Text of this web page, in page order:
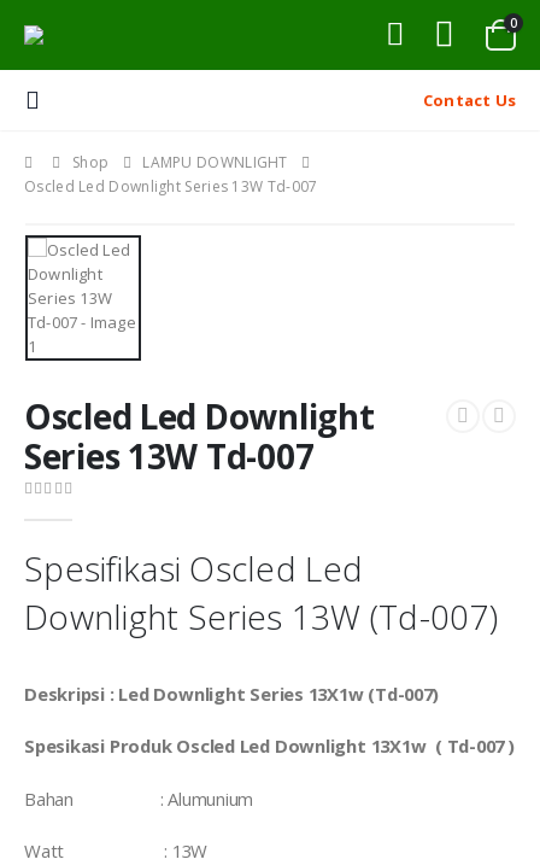
0
Contact Us
Shop
LAMPU DOWNLIGHT
Oscled Led Downlight Series 13W Td-007
Oscled Led Downlight
Series 13W Td-007
Spesifikasi Oscled Led
Downlight Series 13W (Td-007)
Deskripsi : Led Downlight Series 13X1w (Td-007)
Spesikasi Produk Oscled Led Downlight 13X1w ( Td-007 )
Bahan : Alumunium
Watt : 13W